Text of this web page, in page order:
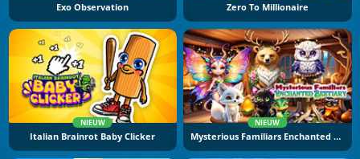
Exo Observation Zero To Millionaire
NIEUW
Italian Brainrot Baby Clicker
NIEUW
Mysterious Familiars Enchanted Bestiary